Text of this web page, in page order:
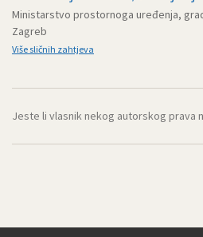
Ministarstvo prostornoga uređenja,
Zagreb
Više sličnih zahtjeva
Jeste li vlasnik nekog autorskog prava